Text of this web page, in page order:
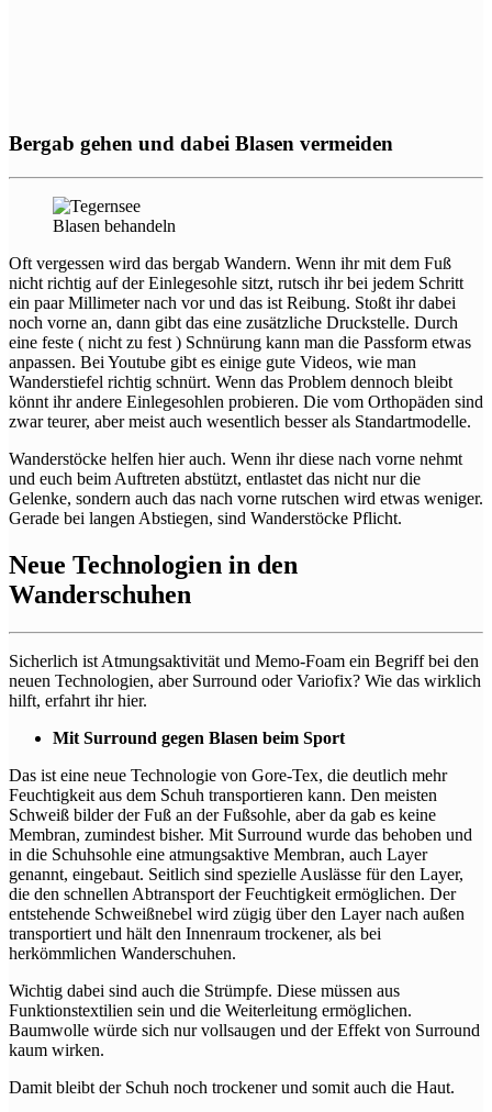
Bergab gehen und dabei Blasen vermeiden
Blasen behandeln
Oft vergessen wird das bergab Wandern. Wenn ihr mit dem Fuß
nicht richtig auf der Einlegesohle sitzt, rutsch ihr bei jedem Schritt
ein paar Millimeter nach vor und das ist Reibung. Stoßt ihr dabei
noch vorne an, dann gibt das eine zusätzliche Druckstelle. Durch
eine feste ( nicht zu fest ) Schnürung kann man die Passform etwas
anpassen. Bei Youtube gibt es einige gute Videos, wie man
Wanderstiefel richtig schnürt. Wenn das Problem dennoch bleibt
könnt ihr andere Einlegesohlen probieren. Die vom Orthopäden sind
zwar teurer, aber meist auch wesentlich besser als Standartmodelle.
Wanderstöcke helfen hier auch. Wenn ihr diese nach vorne nehmt
und euch beim Auftreten abstützt, entlastet das nicht nur die
Gelenke, sondern auch das nach vorne rutschen wird etwas weniger.
Gerade bei langen Abstiegen, sind Wanderstöcke Pflicht.
Neue Technologien in den
Wanderschuhen
Sicherlich ist Atmungsaktivität und Memo-Foam ein Begriff bei den
neuen Technologien, aber Surround oder Variofix? Wie das wirklich
hilft, erfahrt ihr hier.
Mit Surround gegen Blasen beim Sport
Das ist eine neue Technologie von Gore-Tex, die deutlich mehr
Feuchtigkeit aus dem Schuh transportieren kann. Den meisten
Schweiß bilder der Fuß an der Fußsohle, aber da gab es keine
Membran, zumindest bisher. Mit Surround wurde das behoben und
in die Schuhsohle eine atmungsaktive Membran, auch Layer
genannt, eingebaut. Seitlich sind spezielle Auslässe für den Layer,
die den schnellen Abtransport der Feuchtigkeit ermöglichen. Der
entstehende Schweißnebel wird zügig über den Layer nach außen
transportiert und hält den Innenraum trockener, als bei
herkömmlichen Wanderschuhen.
Wichtig dabei sind auch die Strümpfe. Diese müssen aus
Funktionstextilien sein und die Weiterleitung ermöglichen.
Baumwolle würde sich nur vollsaugen und der Effekt von Surround
kaum wirken.
Damit bleibt der Schuh noch trockener und somit auch die Haut.